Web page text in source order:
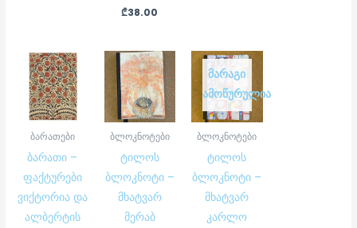
₾38.00
ბარათები
ბარათი –
ფაქტურები
ვიქტორია და
ალბერტის
ბლოკნოტები
ტილოს
ბლოკნოტი –
მხატვარ
მერაბ
ᲛᲐᲠᲐᲒᲘ
ᲐᲛᲝᲬᲣᲠᲣᲚᲘᲐ
ბლოკნოტები
ტილოს
ბლოკნოტი –
მხატვარ
კარლო